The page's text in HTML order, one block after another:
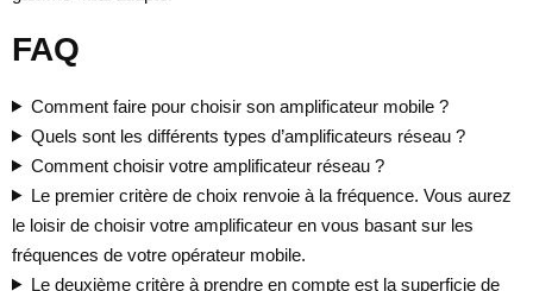
FAQ
Comment faire pour choisir son amplificateur mobile ?
Quels sont les différents types d’amplificateurs réseau ?
Comment choisir votre amplificateur réseau ?
Le premier critère de choix renvoie à la fréquence. Vous aurez
le loisir de choisir votre amplificateur en vous basant sur les
fréquences de votre opérateur mobile.
Le deuxième critère à prendre en compte est la superficie de